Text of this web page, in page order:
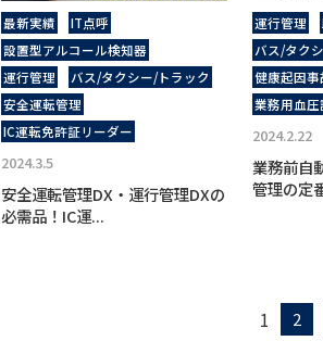
最新実績
IT点呼
設置型アルコール検知器
運行管理
バス/タクシー/トラック
安全運転管理
IC運転免許証リーダー
2024.3.5
安全運転管理DX・運行管理DXの
必需品！IC運...
運行管理
バス/タク
健康起因事
業務用血圧
2024.2.22
業務前自
管理の定
1 2